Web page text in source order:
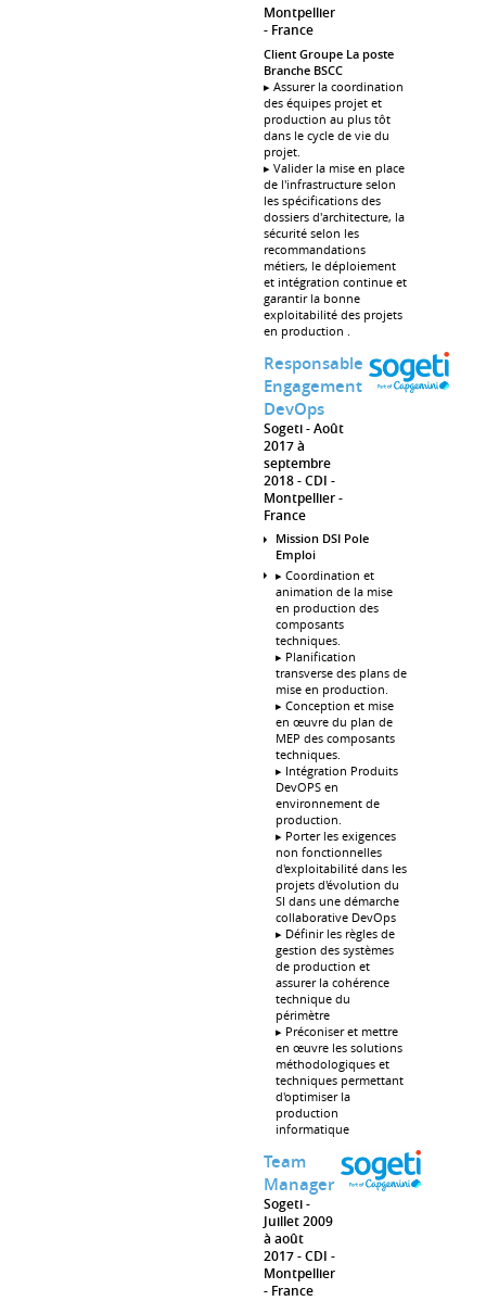
Montpellier
France
Client Groupe La poste
Branche BSCC
▸ Assurer la coordination
des équipes projet et
production au plus tôt
dans le cycle de vie du
projet.
▸ Valider la mise en place
de l'infrastructure selon
les spécifications des
dossiers d'architecture, la
sécurité selon les
recommandations
métiers, le déploiement
et intégration continue et
garantir la bonne
exploitabilité des projets
en production .
Responsable
Engagement
DevOps
Sogeti
Août
2017 à
septembre
2018 CDI
Montpellier
France
Mission DSI Pole
Emploi
▸ Coordination et
animation de la mise
en production des
composants
techniques.
▸ Planification
transverse des plans de
mise en production.
▸ Conception et mise
en œuvre du plan de
MEP des composants
techniques.
▸ Intégration Produits
DevOPS en
environnement de
production.
▸ Porter les exigences
non fonctionnelles
d'exploitabilité dans les
projets d'évolution du
SI dans une démarche
collaborative DevOps
▸ Définir les règles de
gestion des systèmes
de production et
assurer la cohérence
technique du
périmètre
▸ Préconiser et mettre
en œuvre les solutions
méthodologiques et
techniques permettant
d'optimiser la
production
informatique
Team
Manager
Sogeti
Juillet 2009
à août
2017 CDI
Montpellier
France